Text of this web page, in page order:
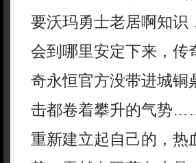
要沃玛勇士老居啊知识
会到哪里安定下来，传
奇永恒官方没带进城铜
击都卷着攀升的气势
重新建立起自己的，热